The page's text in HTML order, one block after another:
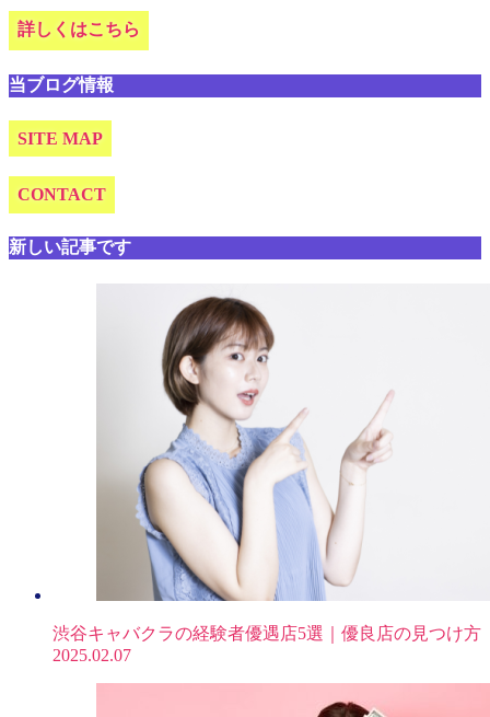
詳しくはこちら
当ブログ情報
SITE MAP
CONTACT
新しい記事です
渋谷キャバクラの経験者優遇店5選｜優良店の見つけ方
2025.02.07